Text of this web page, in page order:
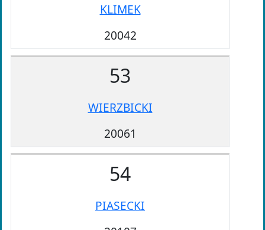
KLIMEK
20042
53
WIERZBICKI
20061
54
PIASECKI